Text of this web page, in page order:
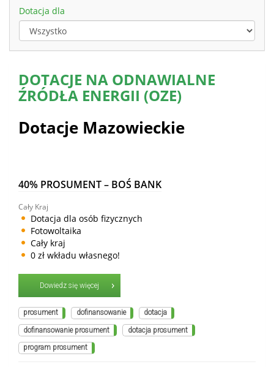
Dotacja dla
DOTACJE NA ODNAWIALNE
ŹRÓDŁA ENERGII (OZE)
Dotacje Mazowieckie
40% PROSUMENT – BOŚ BANK
Cały Kraj
Dotacja dla osób fizycznych
Fotowoltaika
Cały kraj
0 zł wkładu własnego!
Dowiedz się więcej
prosument dofinansowanie dotacja
dofinansowanie prosument dotacja prosument
program prosument